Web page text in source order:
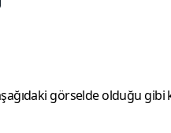
görselde olduğu